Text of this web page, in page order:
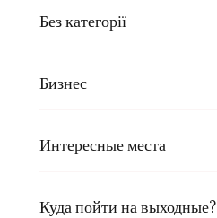
Без категорії
Бизнес
Интересные места
Куда пойти на выходные?